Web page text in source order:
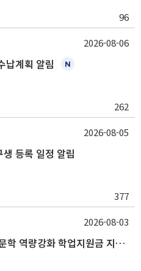
96
납계획 알림
262
2026-08-06
등록 일정 알림
377
2026-08-05
2026-2 대학혁신지원사업 인문학 역량강화 학업지원금 지원 선발 안내 (학/석/박사)
2026-08-03